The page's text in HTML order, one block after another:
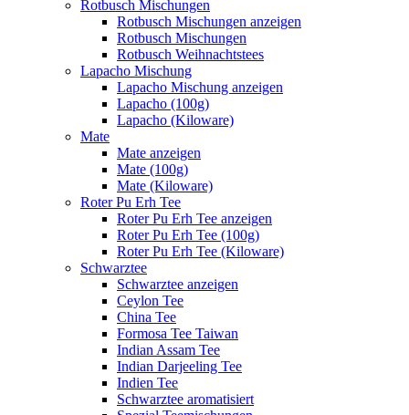
Rotbusch Mischungen
Rotbusch Mischungen anzeigen
Rotbusch Mischungen
Rotbusch Weihnachtstees
Lapacho Mischung
Lapacho Mischung anzeigen
Lapacho (100g)
Lapacho (Kiloware)
Mate
Mate anzeigen
Mate (100g)
Mate (Kiloware)
Roter Pu Erh Tee
Roter Pu Erh Tee anzeigen
Roter Pu Erh Tee (100g)
Roter Pu Erh Tee (Kiloware)
Schwarztee
Schwarztee anzeigen
Ceylon Tee
China Tee
Formosa Tee Taiwan
Indian Assam Tee
Indian Darjeeling Tee
Indien Tee
Schwarztee aromatisiert